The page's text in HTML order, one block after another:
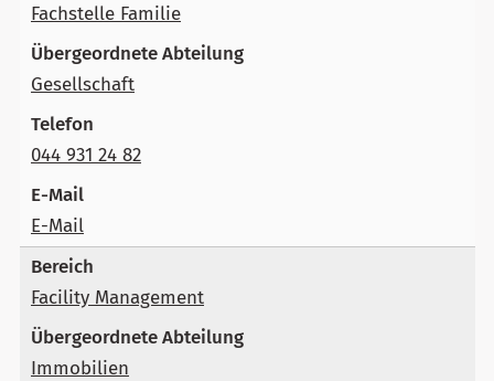
Fachstelle Familie
Gesellschaft
044 931 24 82
E-Mail
Facility Management
Immobilien